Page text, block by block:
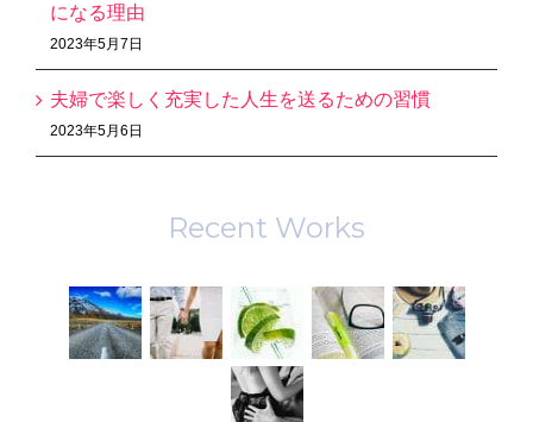
になる理由
2023年5月7日
夫婦で楽しく充実した人生を送るための習慣
2023年5月6日
Recent Works